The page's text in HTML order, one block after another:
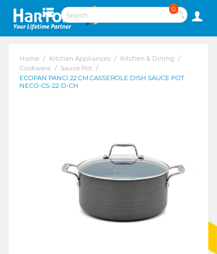
0
Home / Kitchen Appliances / Kitchen & Dining /
Cookware / Sauce Pot /
ECOPAN PANCI 22 CM CASSEROLE DISH SAUCE POT
NECO-CS-22-D-CH